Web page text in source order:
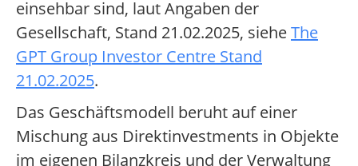
einsehbar sind, laut Angaben der
Gesellschaft, Stand 21.02.2025, sieheThe
GPT Group Investor Centre Stand
21.02.2025.
Das Geschäftsmodell beruht auf einer
Mischung aus Direktinvestments in Objekte
im eigenen Bilanzkreis und der Verwaltung